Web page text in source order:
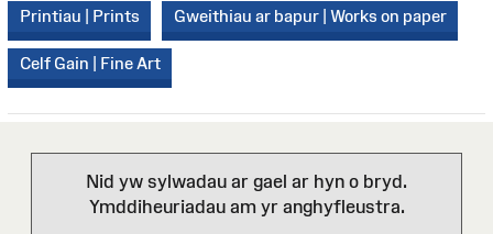
Printiau | Prints Gweithiau ar bapur | Works on paper
Celf Gain | Fine Art
Nid yw sylwadau ar gael ar hyn o bryd.
Ymddiheuriadau am yr anghyfleustra.